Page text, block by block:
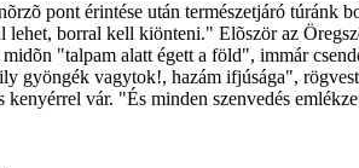
pont érintése után természetjáró
borral kell kiönteni." Elõször az
"talpam alatt égett a föld", immár
gyöngék vagytok!, hazám ifjúsága",
vár. "És minden szenvedés